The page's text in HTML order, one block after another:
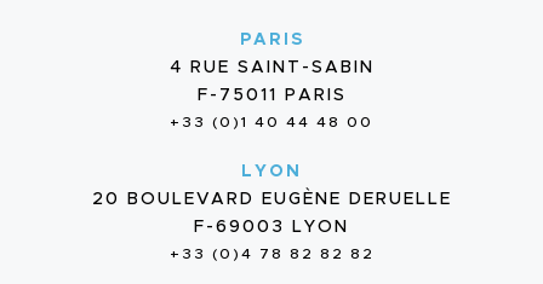
PARIS
4 RUE SAINT-SABIN
F-75011 PARIS
+33 (0)1 40 44 48 00
LYON
20 BOULEVARD EUGÈNE DERUELLE
F-69003 LYON
+33 (0)4 78 82 82 82